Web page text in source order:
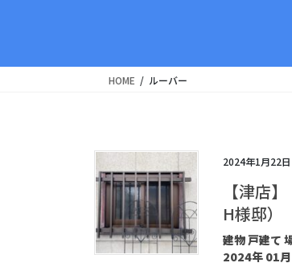
HOME ルーバー
2024年1月22日
【津店
H様邸）
建物 戸建て
2024年 01月